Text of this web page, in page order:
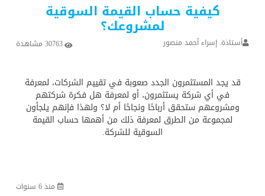
الجدوى
كيفية حساب القيمة السوقية
لمشروعك؟
أستاذة. إسراء أحمد منصور 30763 مشاهدة
قد يجد المستثمرون الجدد صعوبة في تقييم الشركات، لمعرفة
في أي شركة يستثمرون، أو لمعرفة هل فكرة شركتهم
ومشروعهم ستحقق أرباحًا ونجاحًا أم لا؟ ولهذا فإنهم يلجأون
لمجموعة من الطرق لمعرفة ذلك من أهمها حساب القيمة
السوقية للشركة.
منذ 6 سنوات